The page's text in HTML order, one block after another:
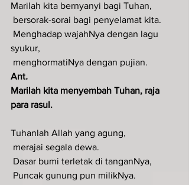
Marilah kita bernyanyi bagi Tuhan,
bersorak-sorai bagi penyelamat kita.
syukur,
menghormatiNya dengan pujian.
Ant.
Marilah kita menyembah Tuhan, raja
para rasul.
Tuhanlah Allah yang agung,
merajai segala dewa.
Dasar bumi terletak di tanganNya,
Puncak gunung pun milikNya.